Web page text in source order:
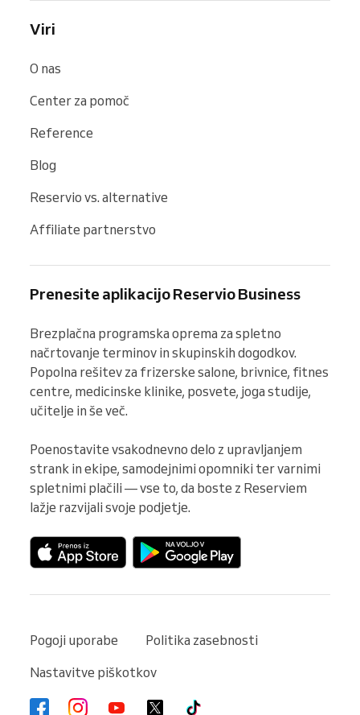
Viri
O nas
Center za pomoč
Reference
Blog
Reservio vs. alternative
Affiliate partnerstvo
Prenesite aplikacijo Reservio Business
Brezplačna programska oprema za spletno
načrtovanje terminov in skupinskih dogodkov.
Popolna rešitev za frizerske salone, brivnice, fitnes
centre, medicinske klinike, posvete, joga studije,
učitelje in še več.
Poenostavite vsakodnevno delo z upravljanjem
strank in ekipe, samodejnimi opomniki ter varnimi
spletnimi plačili — vse to, da boste z Reserviem
lažje razvijali svoje podjetje.
Pogoji uporabe
Politika zasebnosti
Nastavitve piškotkov